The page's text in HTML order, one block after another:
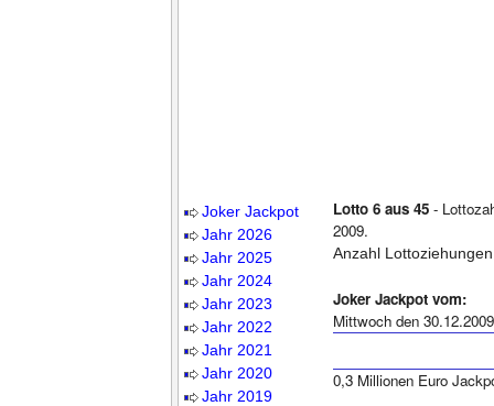
Joker Jackpot
Jahr 2026
Jahr 2025
Jahr 2024
Jahr 2023
Jahr 2022
Jahr 2021
Jahr 2020
Jahr 2019
Lotto 6 aus 45 -
2009.
Anzahl
Joker Jackpot vom:
Mittwoch den 30.12.2009
0,3 Millionen Euro